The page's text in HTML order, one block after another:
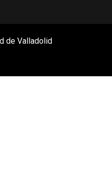
de Valladolid